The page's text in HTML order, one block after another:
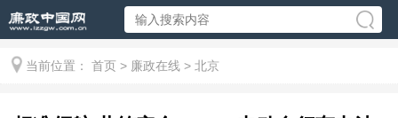
当前位置： 首页 > 廉政在线 > 北京